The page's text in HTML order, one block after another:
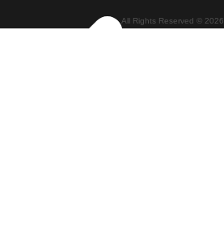
ドからアリカンテまでの列車All Rights Reserved © 2026